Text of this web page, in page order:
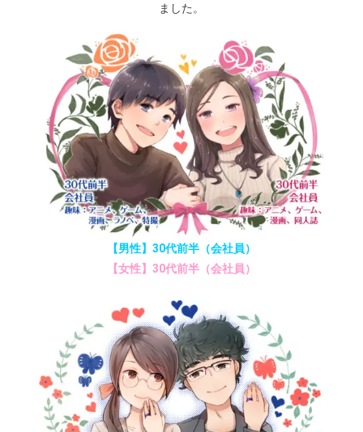
ました。
【男性】30代前半（会社員）
【女性】30代前半（会社員）